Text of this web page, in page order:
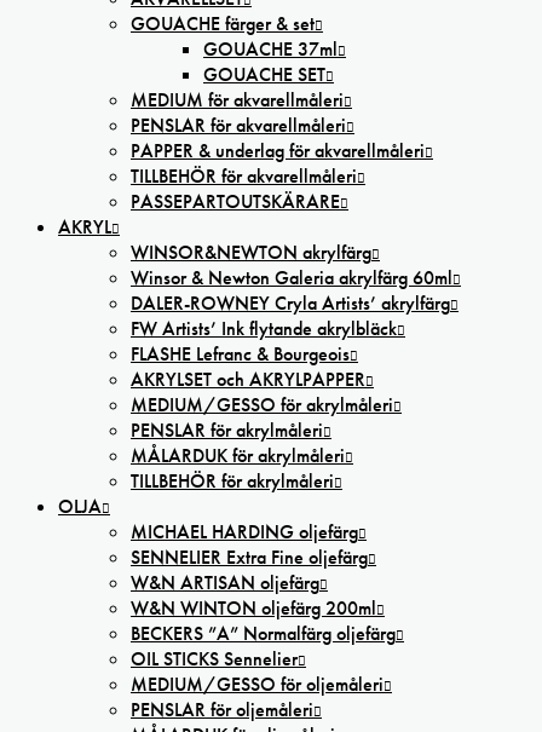
GOUACHE färger & set
GOUACHE 37ml
GOUACHE SET
MEDIUM för akvarellmåleri
PENSLAR för akvarellmåleri
PAPPER & underlag för akvarellmåleri
TILLBEHÖR för akvarellmåleri
PASSEPARTOUTSKÄRARE
AKRYL
WINSOR&NEWTON akrylfärg
Winsor & Newton Galeria akrylfärg 60ml
DALER-ROWNEY Cryla Artists’ akrylfärg
FW Artists’ Ink flytande akrylbläck
FLASHE Lefranc & Bourgeois
AKRYLSET och AKRYLPAPPER
MEDIUM/GESSO för akrylmåleri
PENSLAR för akrylmåleri
MÅLARDUK för akrylmåleri
TILLBEHÖR för akrylmåleri
OLJA
MICHAEL HARDING oljefärg
SENNELIER Extra Fine oljefärg
W&N ARTISAN oljefärg
W&N WINTON oljefärg 200ml
BECKERS ”A” Normalfärg oljefärg
OIL STICKS Sennelier
MEDIUM/GESSO för oljemåleri
PENSLAR för oljemåleri